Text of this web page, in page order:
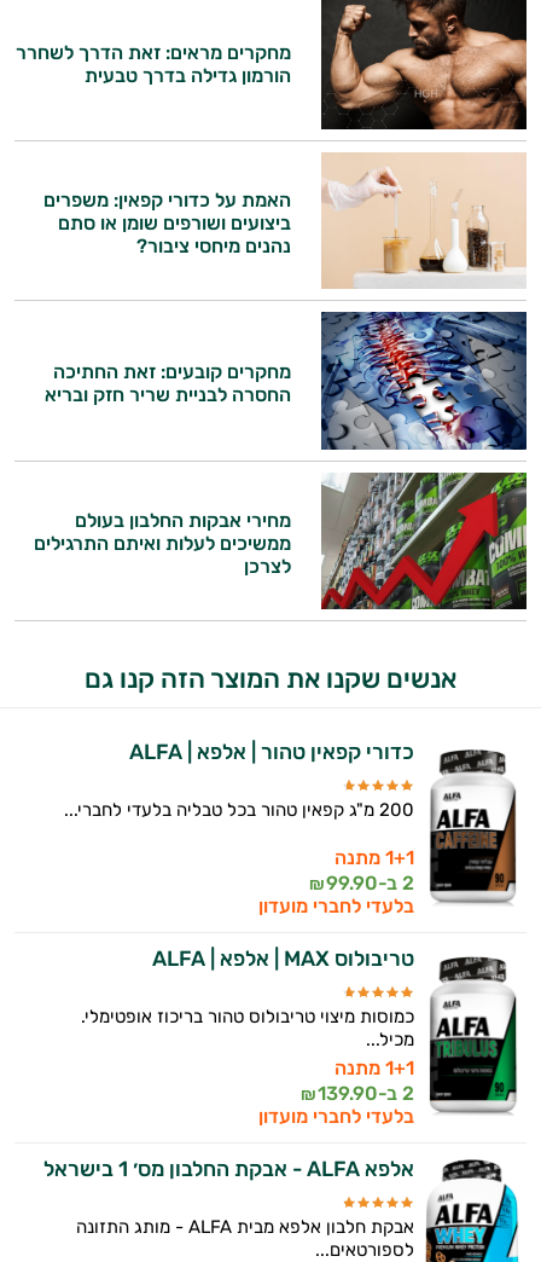
מחקרים מראים: זאת הדרך לשחרר
הורמון גדילה בדרך טבעית
האמת על כדורי קפאין: משפרים
ביצועים ושורפים שומן או סתם
נהנים מיחסי ציבור?
מחקרים קובעים: זאת החתיכה
החסרה לבניית שריר חזק ובריא
מחירי אבקות החלבון בעולם
ממשיכים לעלות ואיתם התרגילים
לצרכן
אנשים שקנו את המוצר הזה קנו גם
כדורי קפאין טהור | אלפא | ALFA
200 מ"ג קפאין טהור בכל טבליה בלעדי לחברי...
1+1 מתנה
2 ב-
99.90
₪
בלעדי לחברי מועדון
טריבולוס MAX | אלפא | ALFA
כמוסות מיצוי טריבולוס טהור בריכוז אופטימלי.
מכיל...
1+1 מתנה
2 ב-
139.90
₪
בלעדי לחברי מועדון
אלפא ALFA - אבקת החלבון מס׳ 1 בישראל
אבקת חלבון אלפא מבית ALFA - מותג התזונה
לספורטאים...
אני כאן כדי לעזור לך להתאים את תוספי
התזונה ומוצרי הבריאות המדויקים למטרות
ולמצב הגופני שלך, ולהסביר לך אילו רכיבים
עובדים יחד כדי למקסם תוצאות גם בחיי היום
יום וגם בתחום הכושר והספורט.
המטרה שלי היא להתאים עבורך המלצות
אישיות מבוססות מדעית.
זה הזמן להתחיל. איך אוכל לעזור?